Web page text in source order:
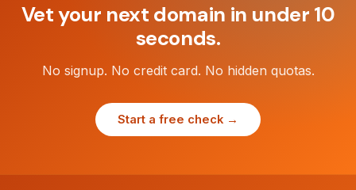
Vet your next domain in under 10
seconds.
No signup. No credit card. No hidden quotas.
Start a free check →